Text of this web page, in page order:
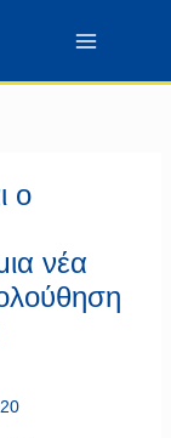
ο
νέα